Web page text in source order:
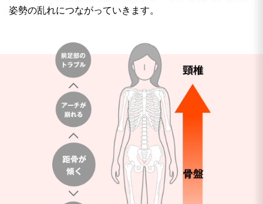
姿勢の乱れにつながっていきます。